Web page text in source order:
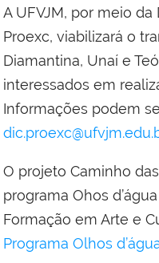
A UFVJM, por meio
Proexc, viabilizará o
Diamantina, Unaí e
interessados em
Informações podem
O projeto Caminho
programa Ohos
Formação em Arte e
Programa Olhos